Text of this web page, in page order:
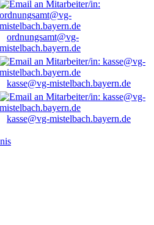
ordnungsamt@vg-
mistelbach.bayern.de
kasse@vg-mistelbach.bayern.de
kasse@vg-mistelbach.bayern.de